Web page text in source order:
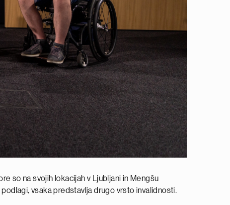
so na svojih lokacijah v Ljubljani in Mengšu
vsaka predstavlja drugo vrsto invalidnosti.